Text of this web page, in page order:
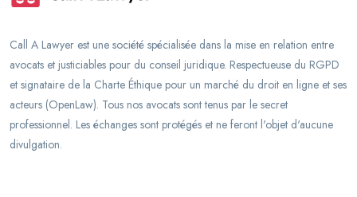
Call A Lawyer est une société spécialisée dans la mise en relation entre
avocats et justiciables pour du conseil juridique. Respectueuse du RGPD
et signataire de la Charte Éthique pour un marché du droit en ligne et ses
acteurs (OpenLaw). Tous nos avocats sont tenus par le secret
professionnel. Les échanges sont protégés et ne feront l'objet d'aucune
divulgation.